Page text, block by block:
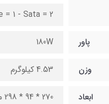
= 1 - Sata = 2
پاور 180W
وزن 4.53 کیلوگرم
ابعاد 270 * 94 * 298 میلیمتر